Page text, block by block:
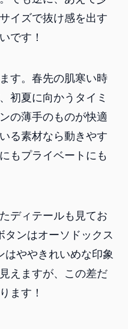
イズで抜け感を出す
です！
す。春先の肌寒い時
初夏に向かうタイミ
の薄手のものが快適
る素材なら動きやす
もプライベートにも
ディテールも見てお
タンはオーソドックス
はややきれいめな印象
えますが、この差だ
ます！